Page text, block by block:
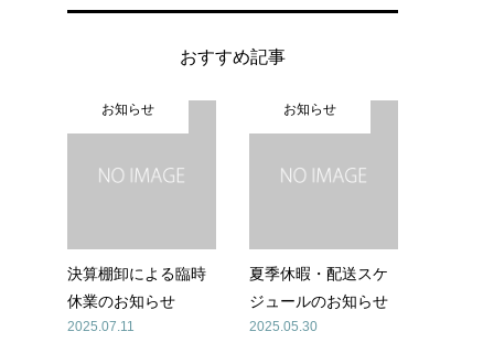
おすすめ記事
お知らせ
決算棚卸による臨時
休業のお知らせ
2025.07.11
お知らせ
夏季休暇・配送スケ
ジュールのお知らせ
2025.05.30